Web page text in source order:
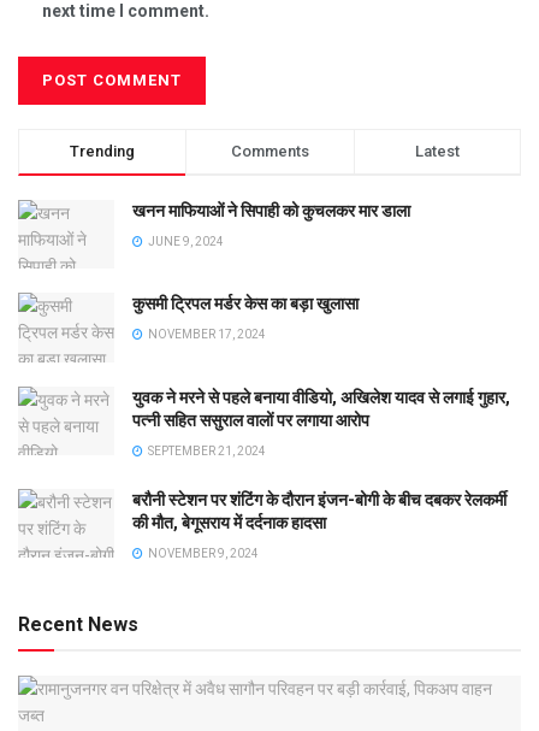
next time I comment.
Trending Comments Latest
खनन माफियाओं ने सिपाही को कुचलकर मार डाला
JUNE 9, 2024
कुसमी ट्रिपल मर्डर केस का बड़ा खुलासा
NOVEMBER 17, 2024
युवक ने मरने से पहले बनाया वीडियो, अखिलेश यादव से लगाई गुहार,
पत्नी सहित ससुराल वालों पर लगाया आरोप
SEPTEMBER 21, 2024
बरौनी स्टेशन पर शंटिंग के दौरान इंजन-बोगी के बीच दबकर रेलकर्मी
की मौत, बेगूसराय में दर्दनाक हादसा
NOVEMBER 9, 2024
Recent News